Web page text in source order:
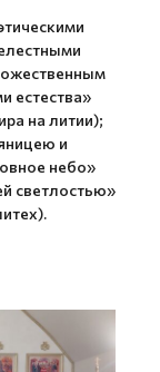
естества»
на литии);
и
небо»
светлостью»